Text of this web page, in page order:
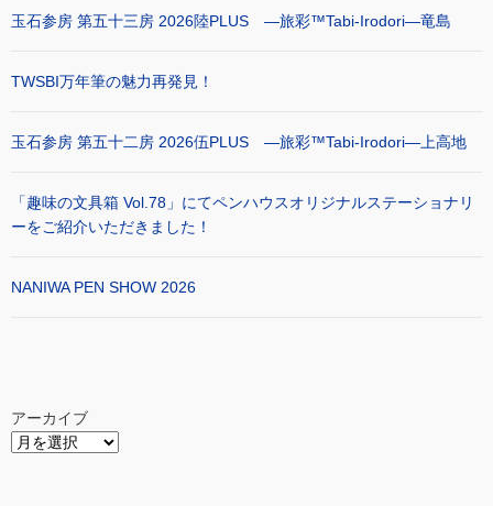
玉石参房 第五十三房 2026陸PLUS ―旅彩™Tabi-Irodori―竜島
TWSBI万年筆の魅力再発見！
玉石参房 第五十二房 2026伍PLUS ―旅彩™Tabi-Irodori―上高地
「趣味の文具箱 Vol.78」にてペンハウスオリジナルステーショナリ
ーをご紹介いただきました！
NANIWA PEN SHOW 2026
アーカイブ